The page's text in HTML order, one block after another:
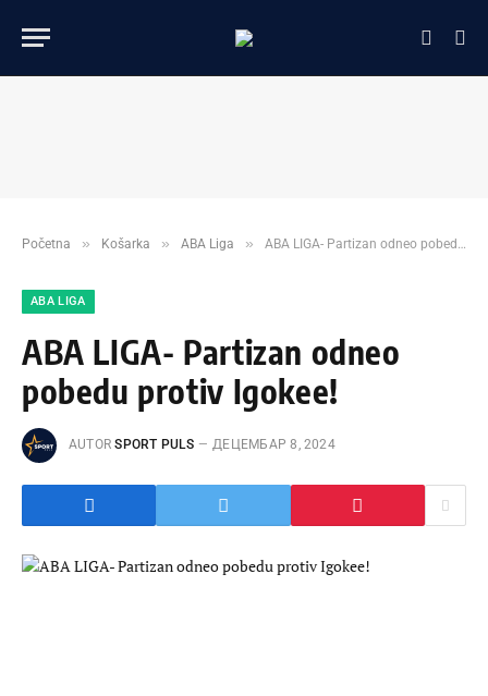
Početna » Košarka » ABA Liga » ABA LIGA- Partizan odneo pobedu protiv Igokee!
ABA LIGA
ABA LIGA- Partizan odneo
pobedu protiv Igokee!
AUTOR SPORT PULS ДЕЦЕМБАР 8, 2024